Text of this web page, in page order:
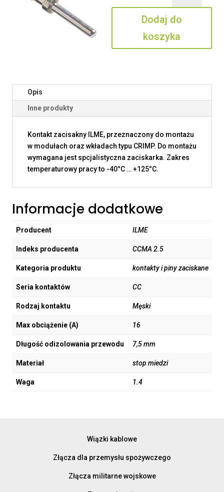
2.5
Dodaj do
koszyka
Opis
Inne produkty
Kontakt zacisakny ILME, przeznaczony do montażu
w modułach oraz wkładach typu CRIMP. Do montażu
wymagana jest spcjalistyczna zaciskarka. Zakres
temperaturowy pracy to -40°C … +125°C.
Informacje dodatkowe
Producent ILME
Indeks producenta CCMA 2.5
Kategoria produktu kontakty i piny zaciskane
Seria kontaktów CC
Rodzaj kontaktu Męski
Max obciążenie (A) 16
Długość odizolowania przewodu 7,5 mm
Materiał stop miedzi
Waga 1.4
Wiązki kablowe
Złącza dla przemysłu spożywczego
Złącza militarne wojskowe